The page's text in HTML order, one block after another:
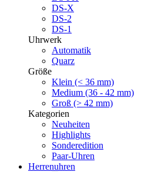
DS-X
DS-2
DS-1
Uhrwerk
Automatik
Quarz
Größe
Klein (< 36 mm)
Medium (36 - 42 mm)
Groß (> 42 mm)
Kategorien
Neuheiten
Highlights
Sonderedition
Paar-Uhren
Herrenuhren